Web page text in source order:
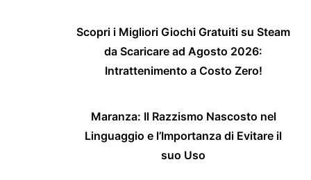
Scopri i Migliori Giochi Gratuiti su Steam
da Scaricare ad Agosto 2026:
Intrattenimento a Costo Zero!
Maranza: Il Razzismo Nascosto nel
Linguaggio e l’Importanza di Evitare il
suo Uso